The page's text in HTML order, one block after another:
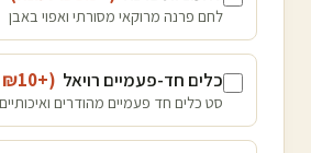
לחם פרנה מרוקאי מסורתי ואפוי באבן
כלים חד-פעמיים רויאל (+₪
10
סט כלים חד פעמיים מהודרים